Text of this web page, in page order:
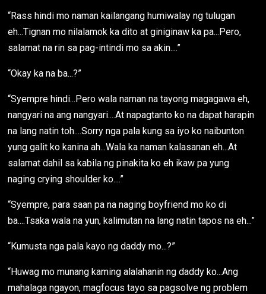
“Rass hindi mo naman kailangang humiwalay ng tulugan
eh...Tignan mo nilalamok ka dito at giniginaw ka pa...Pero,
salamat na rin sa pag-intindi mo sa akin....”
“Okay ka na ba...?”
“Syempre hindi...Pero wala naman na tayong magagawa eh,
nangyari na ang nangyari....At napagtanto ko na dapat harapin
na lang natin toh....Sorry nga pala kung sa iyo ko naibunton
yung galit ko kanina ah...Wala ka naman kalasanan eh...At
salamat dahil sa kabila ng pinakita ko eh ikaw pa yung
naging crying shoulder ko....”
“Syempre, para saan pa na naging boyfriend mo ko di
ba....Tsaka wala na yun, kalimutan na lang natin tapos na eh...”
“Kumusta nga pala kayo ng daddy mo...?”
“Huwag mo munang kaming alalahanin ng daddy ko...Ang
mahalaga ngayon, magfocus tayo sa pagsolve ng problem